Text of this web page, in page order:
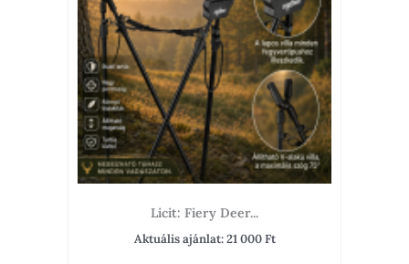
Licit: Fiery Deer...
Aktuális ajánlat:21 000Ft